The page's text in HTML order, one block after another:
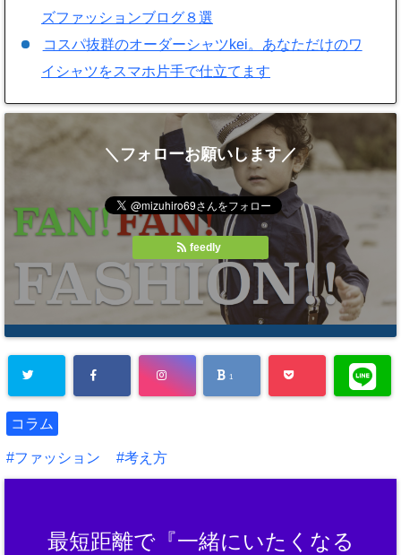
ズファッションブログ８選
コスパ抜群のオーダーシャツkei。あなただけのワ
イシャツをスマホ片手で仕立てます
＼フォローお願いします／
feedly
1
コラム
ファッション 考え方
最短距離で『一緒にいたくなる